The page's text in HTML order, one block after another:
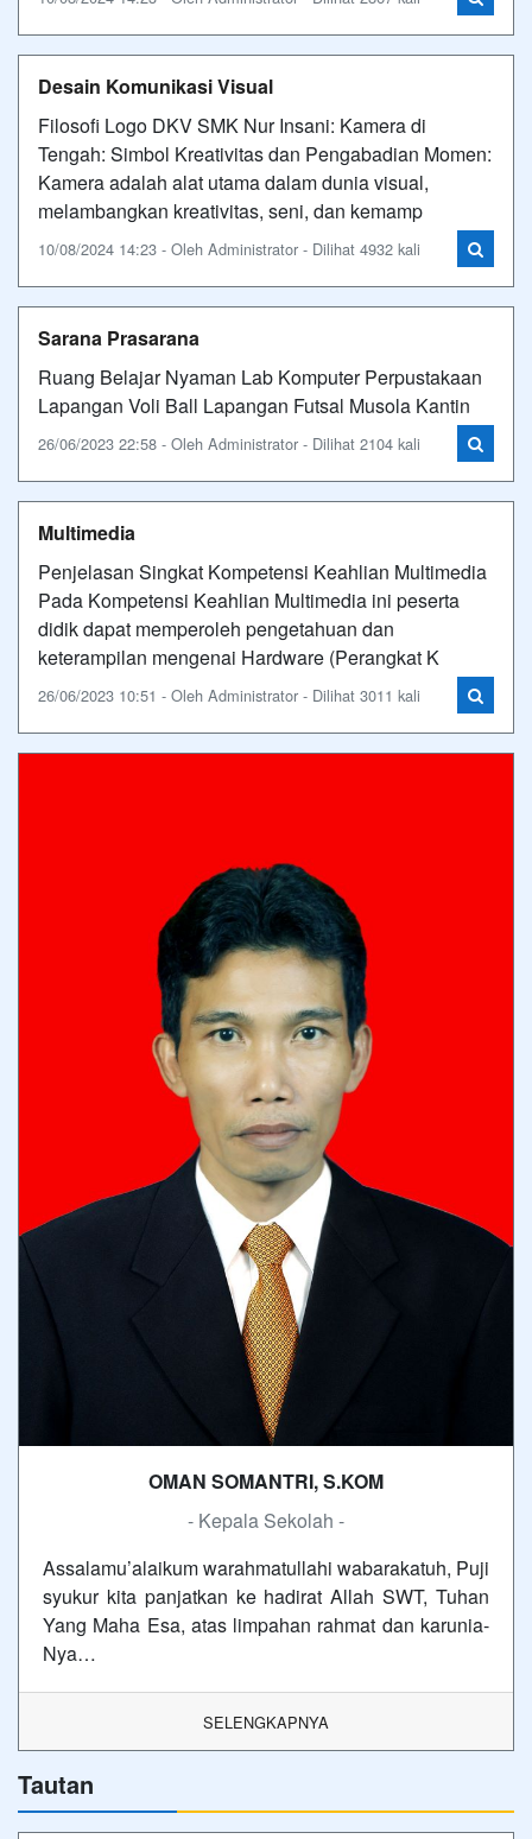
Desain Komunikasi Visual
Filosofi Logo DKV SMK Nur Insani: Kamera di
Tengah: Simbol Kreativitas dan Pengabadian Momen:
Kamera adalah alat utama dalam dunia visual,
melambangkan kreativitas, seni, dan kemamp
10/08/2024 14:23 - Oleh Administrator - Dilihat 4932 kali
Sarana Prasarana
Ruang Belajar Nyaman Lab Komputer Perpustakaan
Lapangan Voli Ball Lapangan Futsal Musola Kantin
26/06/2023 22:58 - Oleh Administrator - Dilihat 2104 kali
Multimedia
Penjelasan Singkat Kompetensi Keahlian Multimedia
Pada Kompetensi Keahlian Multimedia ini peserta
didik dapat memperoleh pengetahuan dan
keterampilan mengenai Hardware (Perangkat K
26/06/2023 10:51 - Oleh Administrator - Dilihat 3011 kali
OMAN SOMANTRI, S.KOM
- Kepala Sekolah -
Assalamu’alaikum warahmatullahi wabarakatuh, Puji
syukur kita panjatkan ke hadirat Allah SWT, Tuhan
Yang Maha Esa, atas limpahan rahmat dan karunia-
Nya…
SELENGKAPNYA
Tautan